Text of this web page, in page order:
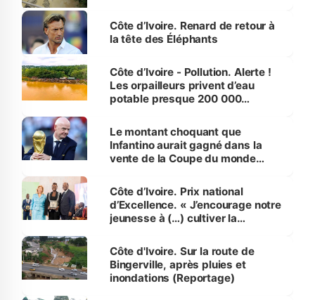
Côte d’Ivoire. Renard de retour à
la tête des Éléphants
Côte d’Ivoire - Pollution. Alerte !
Les orpailleurs privent d’eau
potable presque 200 000
Le montant choquant que
Infantino aurait gagné dans la
vente de la Coupe du monde
Côte d’Ivoire. Prix national
d’Excellence. « J’encourage notre
jeunesse à (…) cultiver la
(Alassane Ouattara
Côte d'Ivoire. Sur la route de
Bingerville, après pluies et
inondations (Reportage)